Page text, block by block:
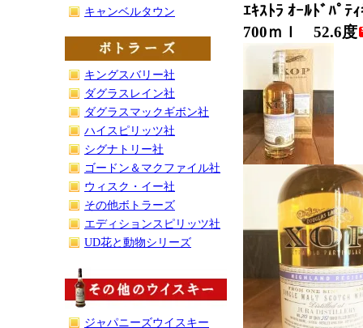
キャンベルタウン
キングスバリー社
ダグラスレイン社
ダグラスマックギボン社
ハイスピリッツ社
シグナトリー社
ゴードン＆マクファイル社
ウィスク・イー社
その他ボトラーズ
エディションスピリッツ社
UD花と動物シリーズ
ジャパニーズウイスキー
ｴｷｽﾄﾗ ｵｰﾙﾄﾞﾊﾟﾃ
700ｍｌ 52.6度